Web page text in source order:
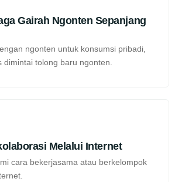
Gairah Ngonten Sepanjang
ngonten untuk konsumsi pribadi,
dimintai tolong baru ngonten.
Melalui Internet
cara bekerjasama atau berkelompok